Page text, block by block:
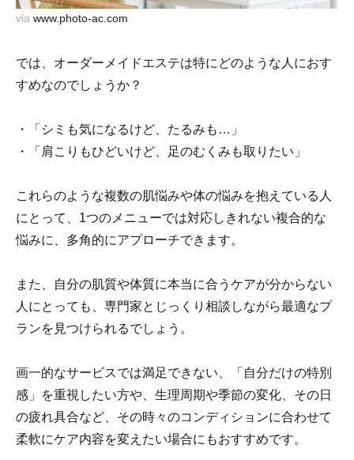
via www.photo-ac.com
では、オーダーメイドエステは特にどのような人におす
すめなのでしょうか？
・「シミも気になるけど、たるみも…」
・「肩こりもひどいけど、足のむくみも取りたい」
これらのような複数の肌悩みや体の悩みを抱えている人
にとって、1つのメニューでは対応しきれない複合的な
悩みに、多角的にアプローチできます。
また、自分の肌質や体質に本当に合うケアが分からない
人にとっても、専門家とじっくり相談しながら最適なプ
ランを見つけられるでしょう。
画一的なサービスでは満足できない、「自分だけの特別
感」を重視したい方や、生理周期や季節の変化、その日
の疲れ具合など、その時々のコンディションに合わせて
柔軟にケア内容を変えたい場合にもおすすめです。